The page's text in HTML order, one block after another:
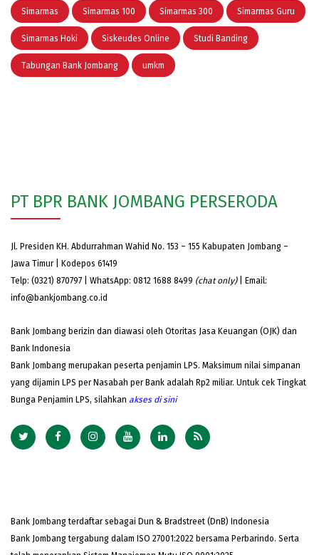
Simarmas Simarmas 100 Simarmas 300 Simarmas Guru
Simarmas Hoki Siskeudes Online Studi Banding
Tabungan Bank Jombang umkm
PT BPR BANK JOMBANG PERSERODA
Jl. Presiden KH. Abdurrahman Wahid No. 153 – 155 Kabupaten Jombang –
Jawa Timur | Kodepos 61419
Telp: (0321) 870797 | WhatsApp: 0812 1688 8499 (chat only)| Email:
info@bankjombang.co.id
Bank Jombang berizin dan diawasi oleh Otoritas Jasa Keuangan (OJK) dan
Bank Indonesia
Bank Jombang merupakan peserta penjamin LPS. Maksimum nilai simpanan
yang dijamin LPS per Nasabah per Bank adalah Rp2 miliar. Untuk cek Tingkat
Bunga Penjamin LPS, silahkan akses di sini
Bank Jombang terdaftar sebagai Dun & Bradstreet (DnB) Indonesia
Bank Jombang tergabung dalam ISO 27001:2022 bersama Perbarindo. Serta